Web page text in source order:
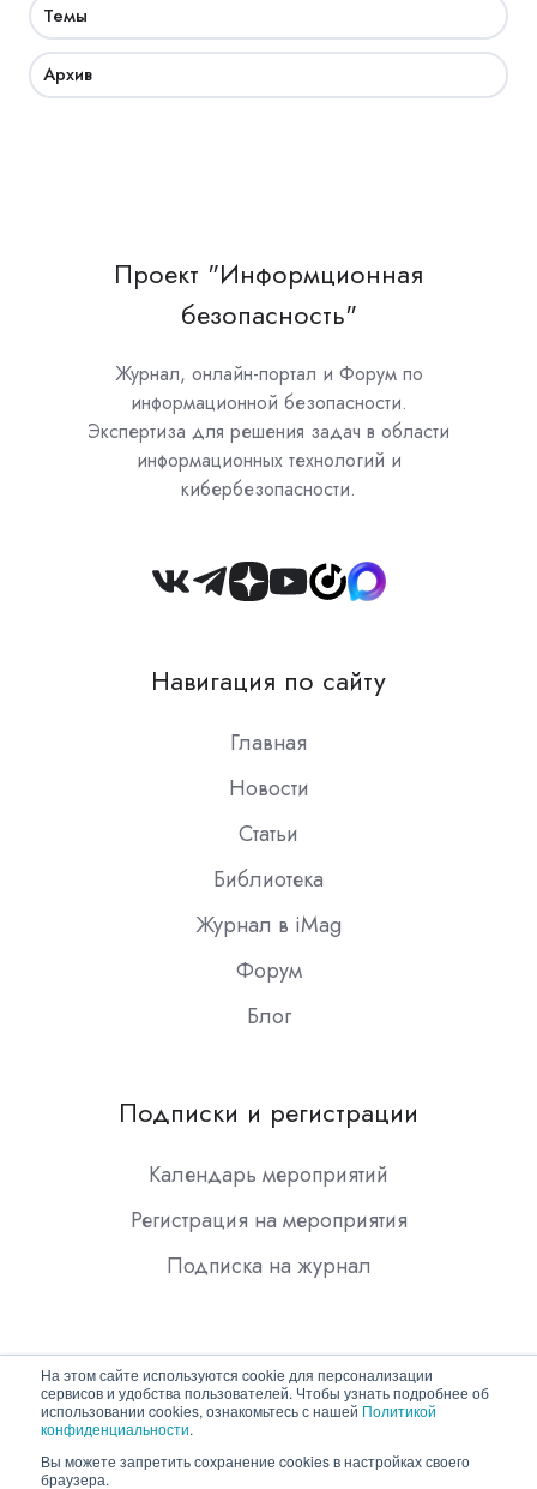
На этом сайте используются cookie для персонализации
сервисов и удобства пользователей. Чтобы узнать подробнее об
использовании cookies, ознакомьтесь с нашей Политикой
конфиденциальности.
Вы можете запретить сохранение cookies в настройках своего
браузера.
Темы
Архив
Проект "Информционная
безопасность"
Журнал, онлайн-портал и Форум по
информационной безопасности.
Экспертиза для решения задач в области
информационных технологий и
кибербезопасности.
Join
Slack
Навигация по сайту
Главная
Новости
Статьи
Библиотека
Журнал в iMag
Форум
Блог
Подписки и регистрации
Календарь мероприятий
Регистрация на мероприятия
Подписка на журнал
Copyright © 2026 ООО "Гротек"